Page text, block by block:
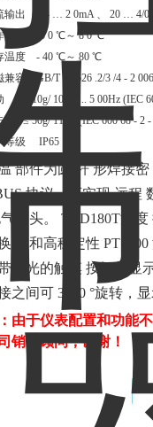
输出
0/4 … 2 0mA 、 20 … 4/
温度
- 3 0 ℃～ 8 0 ℃
温度 - 40 ℃～ 80 ℃
兼容 GB/T 1 7626 .2/3 /4 - 2 006
≤ 10g/ 10Hz ... 5 00Hz (IEC
≤ 50g/ 11ms (IEC 600 68 - 2 -
等级 IP65
部件为圆 杆 形焊接密
协议，可实现 远程
插头。 TRD180T温
器和高稳定性
背光的触摸 按钮与显
之间可 3 3 0 °旋转，
由于仪表配置和功能
销售顾问，谢谢！